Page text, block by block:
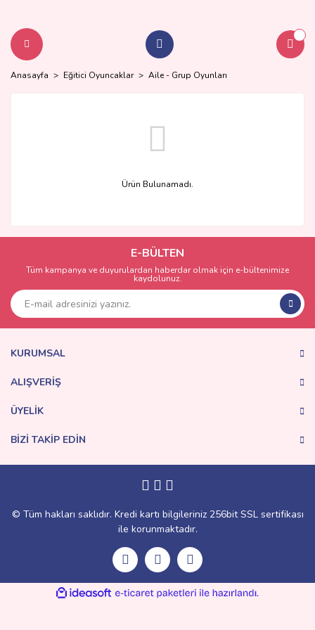
Anasayfa Eğitici Oyuncaklar Aile - Grup Oyunları
Ürün Bulunamadı.
E-BÜLTEN
Tüm kampanya ve duyurulardan haberdar olmak için e-bültenimize
kaydolunuz.
KURUMSAL
ALIŞVERİŞ
ÜYELİK
BİZİ TAKİP EDİN
© Tüm hakları saklıdır. Kredi kartı bilgileriniz 256bit SSL sertifikası
ile korunmaktadır.
ideasoft
e-